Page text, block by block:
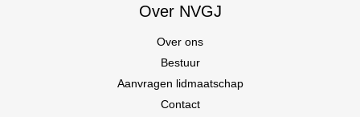
Over NVGJ
Over ons
Bestuur
Aanvragen lidmaatschap
Contact